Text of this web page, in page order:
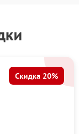
Скидка 20%